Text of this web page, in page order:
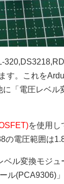
す。これを
「電圧レベル
を使用し
電圧範囲は
ル変換モジ
ル(PCA9306)